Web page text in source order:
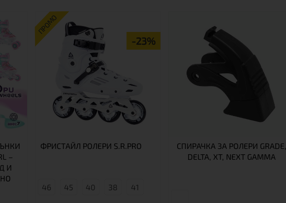
–
И
ПРОМО
-23%
ФРИСТАЙЛ РОЛЕРИ S.R.PRO
46 45 40 38 41
СПИРАЧКА ЗА РОЛЕРИ GRADE,
DELTA, XT, NEXT GAMMA